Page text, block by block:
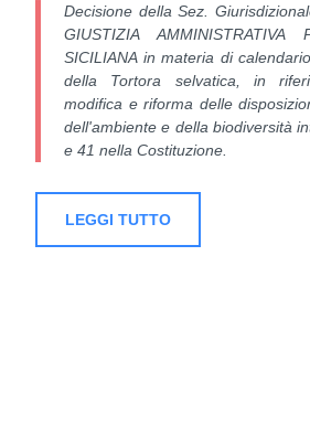
Decisione della Sez.
GIUSTIZIA
SICILIANA in materia di
della Tortora selvatica, in
modifica e riforma delle
dell'ambiente e della biodiversità
e 41 nella Costituzione.
LEGGI TUTTO